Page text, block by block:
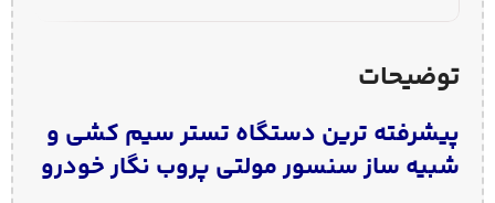
توضیحات
پیشرفته ترین دستگاه تستر سیم کشی و
شبیه ساز سنسور مولتی پروب نگار خودرو